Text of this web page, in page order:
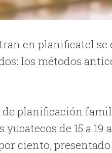
en planificatel se
los métodos
planificación
de 15 a 19
ciento,